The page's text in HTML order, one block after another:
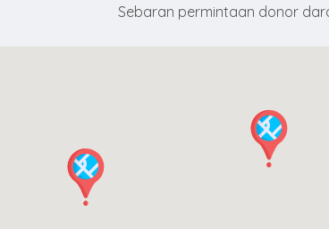
Sebaran permintaan donor